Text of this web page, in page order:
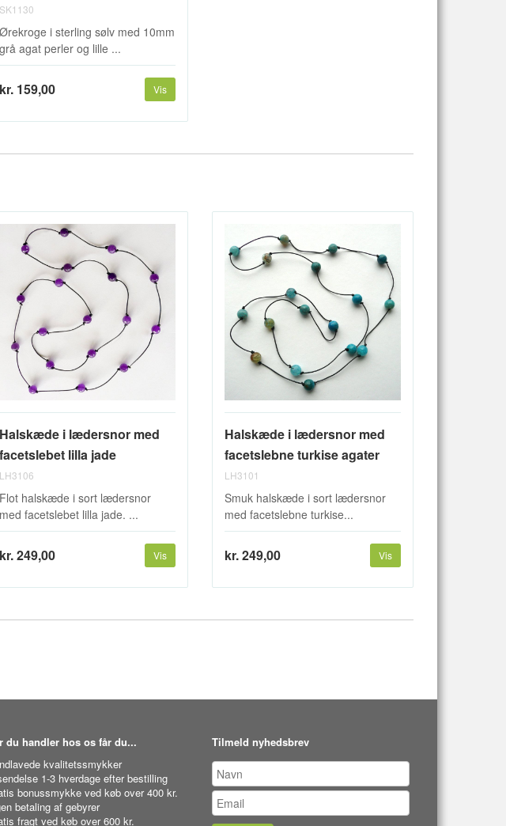
SK1130
Ørekroge i sterling sølv med 10mm
grå agat perler og lille ...
kr. 159,00 Vis
Halskæde i lædersnor med
facetslebet lilla jade
LH3106
Flot halskæde i sort lædersnor
med facetslebet lilla jade. ...
kr. 249,00 Vis
Halskæde i lædersnor med
facetslebne turkise agater
LH3101
Smuk halskæde i sort lædersnor
med facetslebne turkise...
kr. 249,00 Vis
du handler hos os får du...
kvalitetssmykker
1-3 hverdage efter bestilling
bonussmykke ved køb over 400 kr.
betaling af gebyrer
fragt ved køb over 600 kr.
Tilmeld nyhedsbrev